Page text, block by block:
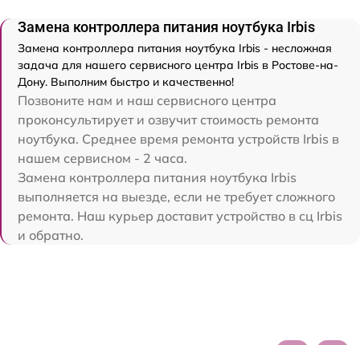
Замена контроллера питания ноутбука Irbis
Замена контроллера питания ноутбука Irbis - несложная
задача для нашего сервисного центра Irbis в Ростове-на-
Дону. Выполним быстро и качественно!
Позвоните нам и наш сервисного центра
проконсультирует и озвучит стоимость ремонта
ноутбука. Среднее время ремонта устройств Irbis в
нашем сервисном - 2 часа.
Замена контроллера питания ноутбука Irbis
выполняется на выезде, если не требует сложного
ремонта. Наш курьер доставит устройство в сц Irbis
и обратно.